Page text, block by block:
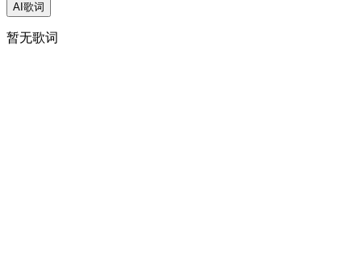
AI歌词
暂无歌词